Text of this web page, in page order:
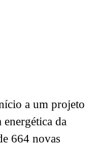
a um projeto
da
664 novas